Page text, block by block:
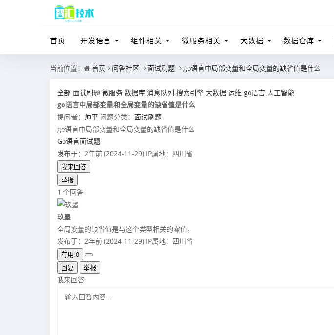
首页 开发语言 组件相关 微服务相关 大数据 数据仓库
当前位置： 首页 问答社区 面试刷题 go语言中局部变量和全局变量的缺省值是什么
全部 面试刷题 微服务 数据库 消息队列 搜索引擎 大数据 运维 go语言 人工智能
go语言中局部变量和全局变量的缺省值是什么
提问者： 帅平 问题分类： 面试刷题
go语言中局部变量和全局变量的缺省值是什么
Go语言面试题
发布于：2年前 (2024-11-29) IP属地：四川省
我来回答
举报
1 个回答
玖墨
全局变量的缺省值是与这个类型相关的零值。
发布于：2年前 (2024-11-29) IP属地：四川省
有用 0
回复
举报
我来回答